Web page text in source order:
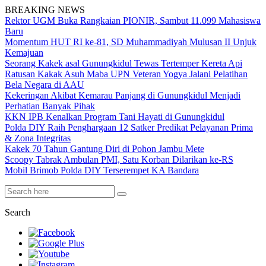
BREAKING NEWS
Rektor UGM Buka Rangkaian PIONIR, Sambut 11.099 Mahasiswa
Baru
Momentum HUT RI ke-81, SD Muhammadiyah Mulusan II Unjuk
Kemajuan
Seorang Kakek asal Gunungkidul Tewas Tertemper Kereta Api
Ratusan Kakak Asuh Maba UPN Veteran Yogya Jalani Pelatihan
Bela Negara di AAU
Kekeringan Akibat Kemarau Panjang di Gunungkidul Menjadi
Perhatian Banyak Pihak
KKN IPB Kenalkan Program Tani Hayati di Gunungkidul
Polda DIY Raih Penghargaan 12 Satker Predikat Pelayanan Prima
& Zona Integritas
Kakek 70 Tahun Gantung Diri di Pohon Jambu Mete
Scoopy Tabrak Ambulan PMI, Satu Korban Dilarikan ke-RS
Mobil Brimob Polda DIY Terserempet KA Bandara
Search